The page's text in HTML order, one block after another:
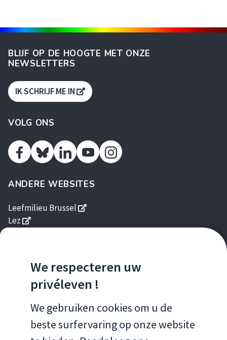
We respecteren uw
privéleven !
We gebruiken cookies om u de
beste surfervaring op onze website
BLIJF OP DE HOOGTE MET ONZE
NEWSLETTERS
IK SCHRIJF ME IN S'OUVRE DANS UNE NOUVELLE
VOLG ONS
FacebookTwitterLinkedinYoutubeInstagram
ANDERE WEBSITES
Leefmilieu Brussel
s'ouvre dans une nouvelle fenêtre
Lez
s'ouvre dans une nouvelle fenêtre
Homegrade
s'ouvre dans une nouvelle fenêtre
MOBIELE APPS
Brussels Air